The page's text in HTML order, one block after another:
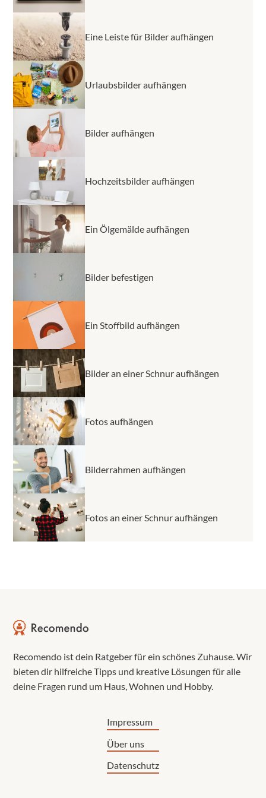
werden muss.
Eine Leiste für Bilder aufhängen
Urlaubsbilder aufhängen
Bilder aufhängen
Hochzeitsbilder aufhängen
Ein Ölgemälde aufhängen
Bilder befestigen
Ein Stoffbild aufhängen
Bilder an einer Schnur aufhängen
Fotos aufhängen
Bilderrahmen aufhängen
Fotos an einer Schnur aufhängen
Recomendo ist dein Ratgeber für ein schönes Zuhause. Wir
bieten dir hilfreiche Tipps und kreative Lösungen für alle
deine Fragen rund um Haus, Wohnen und Hobby.
Impressum
Über uns
Datenschutz